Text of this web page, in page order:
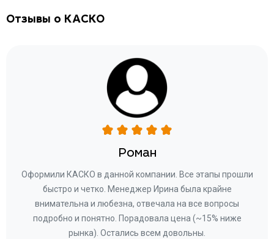
Отзывы о КАСКО
Роман
Оформили КАСКО в данной компании. Все этапы прошли
быстро и четко. Менеджер Ирина была крайне
внимательна и любезна, отвечала на все вопросы
подробно и понятно. Порадовала цена (~15% ниже
рынка). Остались всем довольны.